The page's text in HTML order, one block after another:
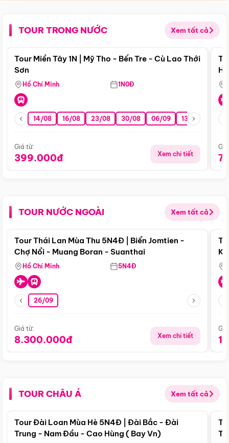
TOUR TRONG NƯỚC Xem tất cả
Điểm nổi bật
Tour Miền Tây 1N | Mỹ Tho - Bến Tre - Cù Lao Thới
Sơn
Hồ Chí Minh 1N0Đ
14/08 16/08 23/08 30/08 06/09 13/09 20/09
Giá từ:
399.000đ Xem chi tiết
TOUR NƯỚC NGOÀI Xem tất cả
Điểm nổi bật
Tour Thái Lan Mùa Thu 5N4Đ | Biển Jomtien -
Chợ Nổi - Muang Boran - Suanthai
Hồ Chí Minh 5N4Đ
26/09
Giá từ:
8.300.000đ Xem chi tiết
TOUR CHÂU Á Xem tất cả
Điểm nổi bật
Tour Đài Loan Mùa Hè 5N4Đ | Đài Bắc - Đài
Trung - Nam Đầu - Cao Hùng ( Bay Vn)